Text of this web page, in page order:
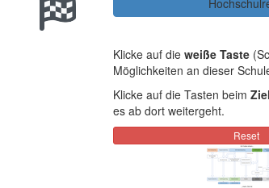
Klicke auf die weiße Taste
Möglichkeiten an dieser
Klicke auf die Tasten beim Ziel
es ab dort weitergeht.